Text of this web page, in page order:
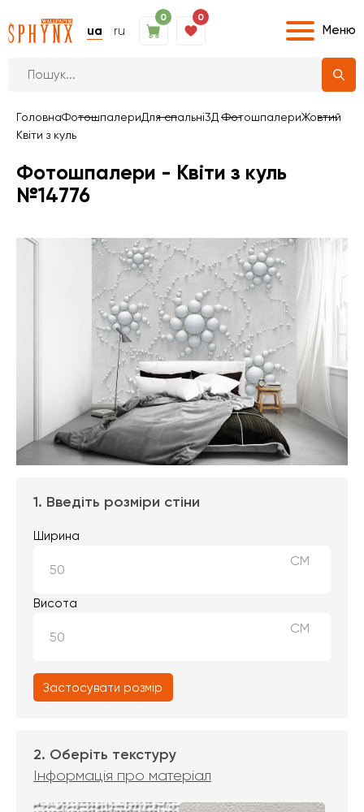
ua ru
0 0
Меню
ГоловнаФотошпалериДля спальні3Д ФотошпалериЖовтий
Квіти з куль
Фотошпалери - Квіти з куль
№14776
1. Введіть розміри стіни
Ширина
СМ
Висота
СМ
Застосувати розмір
2. Оберіть текстуру
Інформація про матеріал